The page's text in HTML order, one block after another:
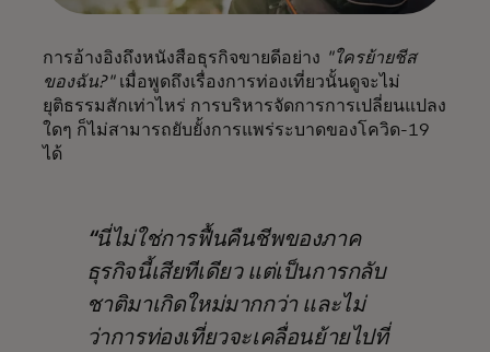
การอ้างอิงถึงหนังสือธุรกิจขายดีอย่าง "ใครย้ายชีส
ของฉัน?"เมื่อพูดถึงเรื่องการท่องเที่ยวนั้นดูจะไม่
ยุติธรรมสักเท่าไหร่ การบริหารจัดการการเปลี่ยนแปลง
ใดๆ ก็ไม่สามารถยับยั้งการแพร่ระบาดของโควิด-19
ได้
นี่ไม่ใช่การฟื้นคืนชีพของภาค
ธุรกิจนี้เสียทีเดียว แต่เป็นการกลับ
ชาติมาเกิดใหม่มากกว่า และไม่
ว่าการท่องเที่ยวจะเคลื่อนย้ายไปที่